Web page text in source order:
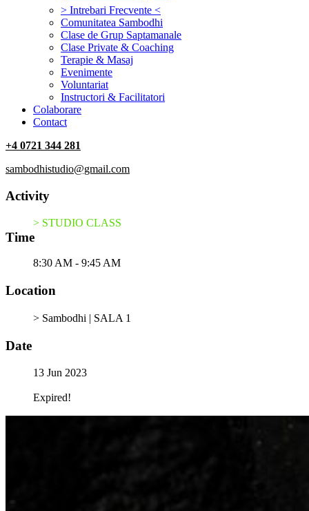
> Intrebari Frecvente <
Comunitatea Sambodhi
Clase de Grup Saptamanale
Clase Private & Coaching
Terapie & Masaj
‎Evenimente
Voluntariat
‏‏‎Instructori & Facilitatori
Colaborare
Contact
+4 0721 344 281
sambodhistudio@gmail.com
Activity
> STUDIO CLASS
Time
8:30 AM - 9:45 AM
Location
> Sambodhi | SALA 1
Date
13 Jun 2023
Expired!